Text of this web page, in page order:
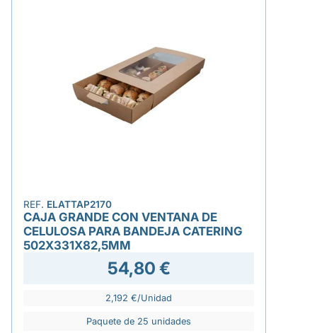
REF. ELATTAP2170
CAJA GRANDE CON VENTANA DE
CELULOSA PARA BANDEJA CATERING
502X331X82,5MM
54,80 €
2,192 €/Unidad
Paquete de 25 unidades